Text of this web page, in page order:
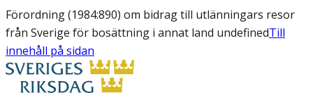
Förordning (1984:890) om bidrag till utlänningars resor
från Sverige för bosättning i annat land undefinedTill
innehåll på sidan